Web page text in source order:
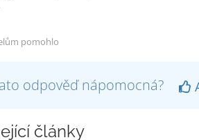
pomohlo
odpověď nápomocná?
články